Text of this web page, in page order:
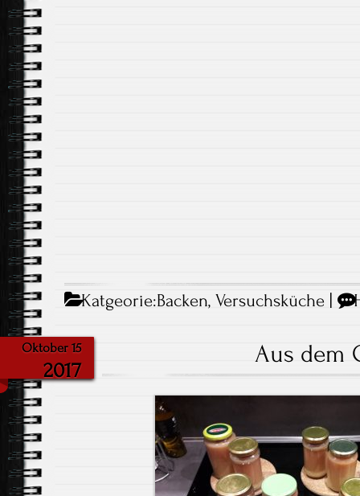
Katgeorie:Backen,Versuchsküche |
Oktober 15
2017
Aus dem